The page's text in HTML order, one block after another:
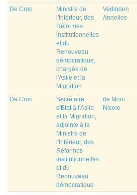
De Croo
Ministre de
l'Intérieur, des
Réformes
institutionnelles
et du
Renouveau
démocratique,
chargée de
l'Asile et la
Migration
Verlinden
Annelies
De Croo
Secrétaire
d'Etat à l'Asile
et la Migration,
adjointe à la
Ministre de
l'Intérieur, des
Réformes
institutionnelles
et du
Renouveau
démocratique
de Moor
Nicole